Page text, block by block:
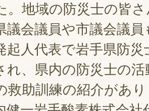
。地域の防災士の皆
議会議員や市議会議
起人代表で岩手県防
れ、県内の防災士の
救助訓練の紹介があ